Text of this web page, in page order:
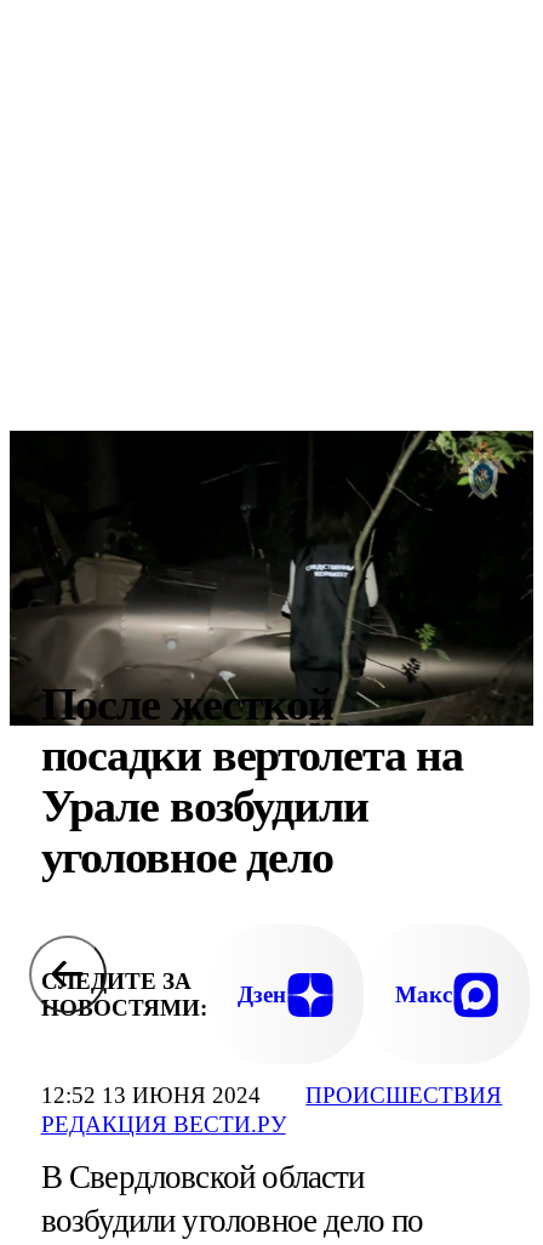
12:52 13 ИЮНЯ 2024
РЕДАКЦИЯ ВЕСТИ.РУ
ПРОИСШЕСТВИЯ
После жесткой
посадки вертолета на
Урале возбудили
уголовное дело
СЛЕДИТЕ ЗА
НОВОСТЯМИ:
Дзен Макс
В Свердловской области
возбудили уголовное дело по